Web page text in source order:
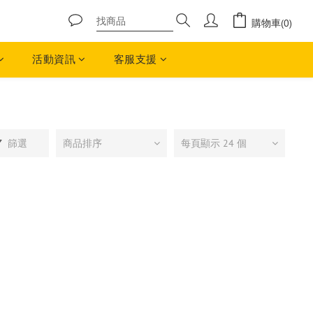
購物車(0)
活動資訊 客服支援
篩選 商品排序 每頁顯示 24 個